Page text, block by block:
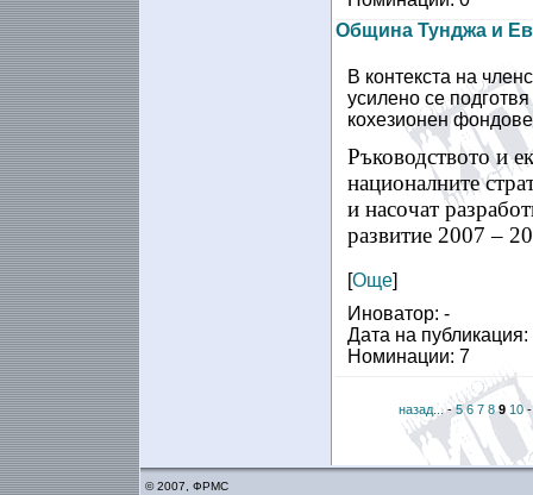
Община Тунджа и
В контекста на
усилено се
кохезионен
Ръководството и
националните
и насочат
развитие 2007 –
[Още]
Иноватор: -
Дата на
Номинации: 7
назад...-5 6 7 8 9 10
© 2007, ФРМС